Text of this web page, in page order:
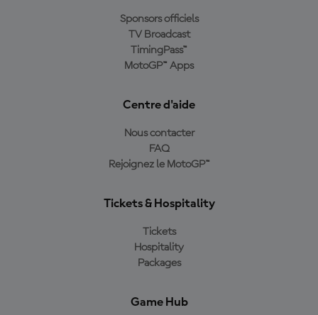
Sponsors officiels
TV Broadcast
TimingPass™
MotoGP™ Apps
Centre d'aide
Nous contacter
FAQ
Rejoignez le MotoGP™
Tickets & Hospitality
Tickets
Hospitality
Packages
Game Hub